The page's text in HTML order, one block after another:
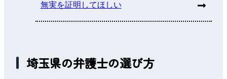
無実を証明してほしい
埼玉県の弁護士の選び方